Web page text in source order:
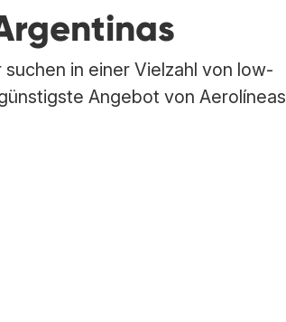
in einer Vielzahl von low-
Angebot von Aerolíneas